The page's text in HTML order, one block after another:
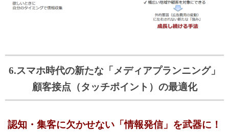
6.スマホ時代の新たな「メディアプランニング」
顧客接点（タッチポイント）の最適化
認知・集客に欠かせない「情報発信」を武器に！